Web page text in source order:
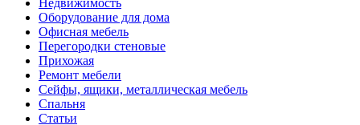
Недвижимость
Оборудование для дома
Офисная мебель
Перегородки стеновые
Прихожая
Ремонт мебели
Сейфы, ящики, металлическая мебель
Спальня
Статьи